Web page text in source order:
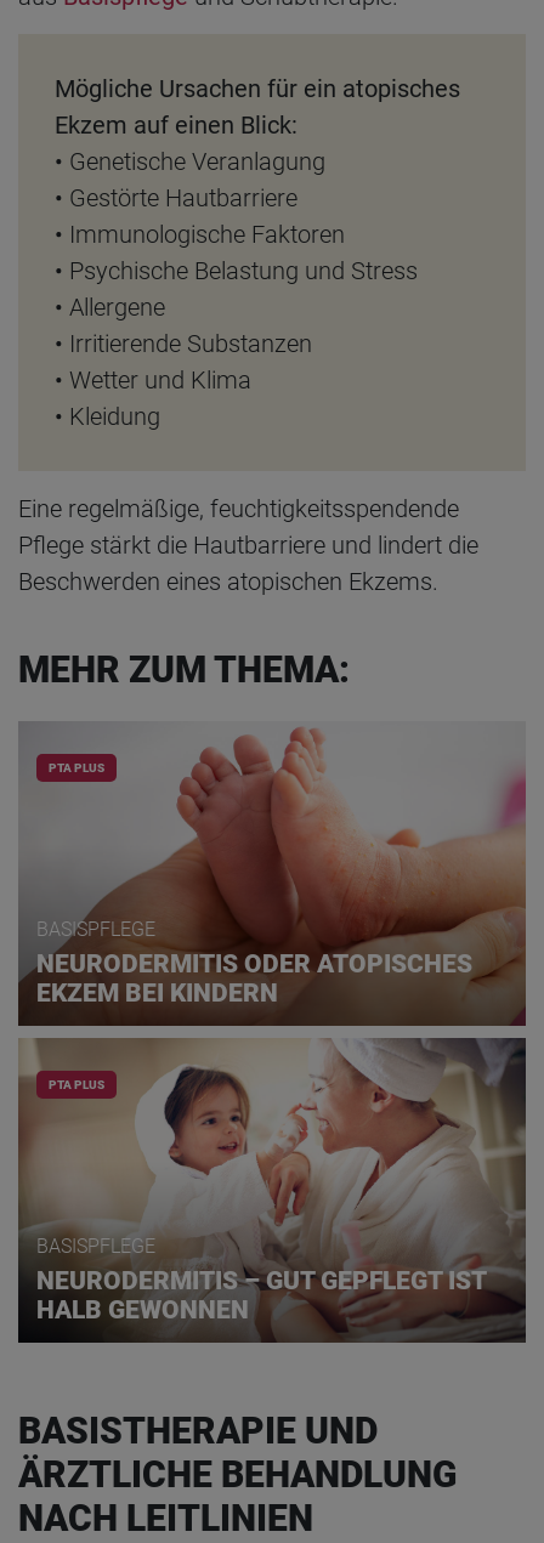
Mögliche Ursachen für ein atopisches
Ekzem auf einen Blick:
• Genetische Veranlagung
• Gestörte Hautbarriere
• Immunologische Faktoren
• Psychische Belastung und Stress
• Allergene
• Irritierende Substanzen
• Wetter und Klima
• Kleidung
Eine regelmäßige, feuchtigkeitsspendende
Pflege stärkt die Hautbarriere und lindert die
Beschwerden eines atopischen Ekzems.
MEHR ZUM THEMA:
PTA PLUS
BASISPFLEGE
NEURODERMITIS ODER ATOPISCHES
EKZEM BEI KINDERN
PTA PLUS
BASISPFLEGE
NEURODERMITIS – GUT GEPFLEGT IST
HALB GEWONNEN
BASISTHERAPIE UND
ÄRZTLICHE BEHANDLUNG
NACH LEITLINIEN